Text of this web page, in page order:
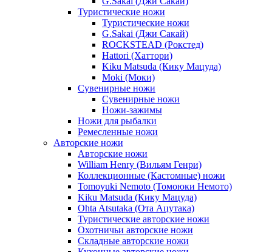
Туристические ножи
Туристические ножи
G.Sakai (Джи Сакай)
ROCKSTEAD (Рокстед)
Hattori (Хаттори)
Kiku Matsuda (Кику Мацуда)
Moki (Моки)
Сувенирные ножи
Сувенирные ножи
Ножи-зажимы
Ножи для рыбалки
Ремесленные ножи
Авторские ножи
Авторские ножи
William Henry (Вильям Генри)
Коллекционные (Кастомные) ножи
Tomoyuki Nemoto (Томоюки Немото)
Kiku Matsuda (Кику Мацуда)
Ohta Atsutaka (Ота Ацутака)
Туристические авторские ножи
Охотничьи авторские ножи
Складные авторские ножи